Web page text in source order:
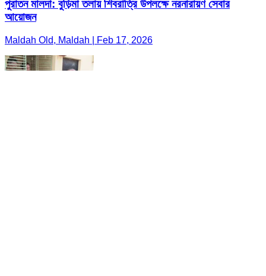
পুরাতন মালদা: বুড়িমা তলায় শিবরাত্রি উপলক্ষে নরনারায়ণ সেবার
আয়োজন
Maldah Old, Maldah | Feb 17, 2026